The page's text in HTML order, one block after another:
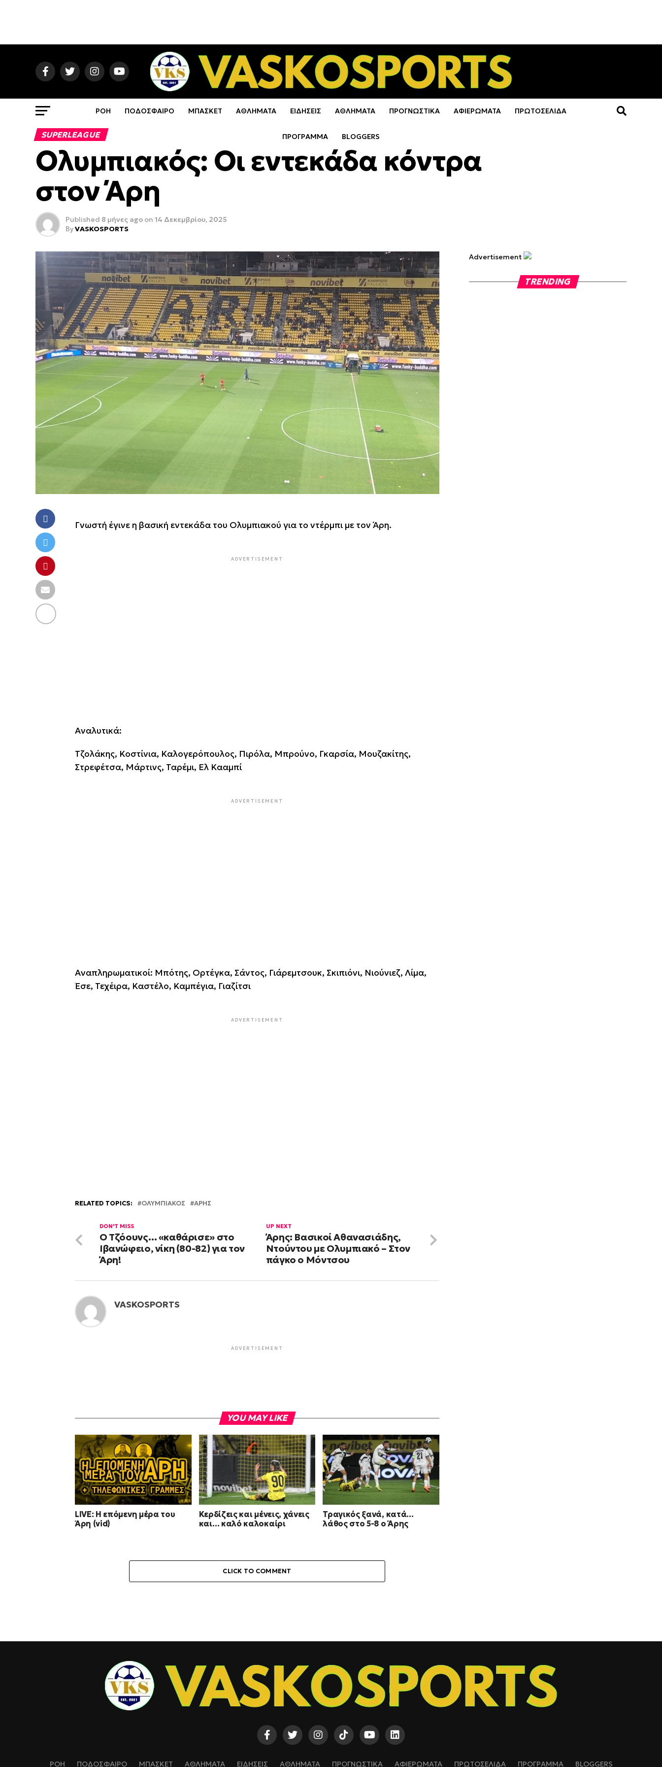
ΡΟΗ ΠΟΔΟΣΦΑΙΡΟ ΜΠΑΣΚΕΤ ΑΘΛΗΜΑΤΑ ΕΙΔΗΣΕΙΣ ΑΘΛΗΜΑΤΑ ΠΡΟΓΝΩΣΤΙΚΑ ΑΦΙΕΡΩΜΑΤΑ ΠΡΩΤΟΣΕΛΙΔΑ
ΠΡΟΓΡΑΜΜΑ BLOGGERS
SUPERLEAGUE
Ολυμπιακός: Οι εντεκάδα κόντρα
στον Άρη
Published 8 μήνες ago on 14 Δεκεμβρίου, 2025
ByVASKOSPORTS
Γνωστή έγινε η βασική εντεκάδα του Ολυμπιακού για το ντέρμπι με τον Άρη.
ADVERTISEMENT
Αναλυτικά:
Τζολάκης, Κοστίνια, Καλογερόπουλος, Πιρόλα, Μπρούνο, Γκαρσία, Μουζακίτης,
Στρεφέτσα, Μάρτινς, Ταρέμι, Ελ Κααμπί
ADVERTISEMENT
Αναπληρωματικοί: Μπότης, Ορτέγκα, Σάντος, Γιάρεμτσουκ, Σκιπιόνι, Νιούνιεζ, Λίμα,
Έσε, Τεχέιρα, Καστέλο, Καμπέγια, Γιαζίτσι
ADVERTISEMENT
RELATED TOPICS: OΛΥΜΠΙΑΚΟΣ ΑΡΗΣ
UP NEXT
Άρης: Βασικοί Αθανασιάδης,
Ντούντου με Ολυμπιακό – Στον
πάγκο ο Μόντσου
DON'T MISS
Ο Τζόουνς… «καθάρισε» στο
Ιβανώφειο, νίκη (80-82) για τον
Άρη!
VASKOSPORTS
ADVERTISEMENT
YOU MAY LIKE
LIVE: Η επόμενη μέρα του
Άρη (vid)
Κερδίζεις και μένεις, χάνεις
και… καλό καλοκαίρι
Τραγικός ξανά, κατά…
λάθος στο 5-8 ο Άρης
CLICK TO COMMENT
Advertisement
TRENDING
ΡΟΗ ΠΟΔΟΣΦΑΙΡΟ ΜΠΑΣΚΕΤ ΑΘΛΗΜΑΤΑ ΕΙΔΗΣΕΙΣ ΑΘΛΗΜΑΤΑ ΠΡΟΓΝΩΣΤΙΚΑ ΑΦΙΕΡΩΜΑΤΑ ΠΡΩΤΟΣΕΛΙΔΑ ΠΡΟΓΡΑΜΜΑ BLOGGERS